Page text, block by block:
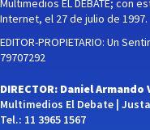
Internet, el 27 de julio de 1997.
EDITOR-PROPIETARIO: Un
79707292
DIRECTOR: Daniel Armando
Multimedios El Debate |
Tel.: 11 3965 1567